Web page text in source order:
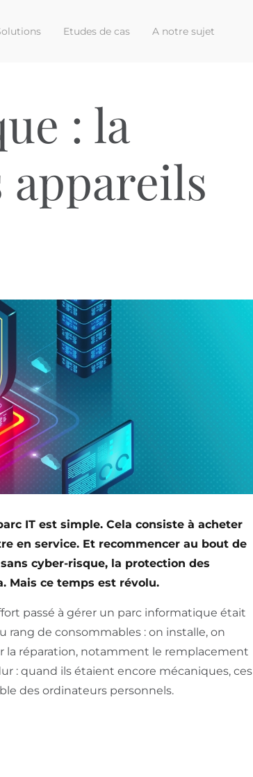
Etudes de cas A notre sujet
: la
IT est simple. Cela consiste à acheter
en service. Et recommencer au bout de
cyber-risque, la protection des
Mais ce temps est révolu.
passé à gérer un parc informatique était
rang de consommables : on installe, on
la réparation, notamment le remplacement
: quand ils étaient encore mécaniques, ces
des ordinateurs personnels.